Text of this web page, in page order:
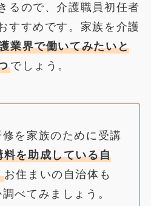
るので、介護職員初任者
すすめです。家族を介護
業界で働いてみたいと
でしょう。
を家族のために受講
料を助成している自
お住まいの自治体も
べてみましょう。